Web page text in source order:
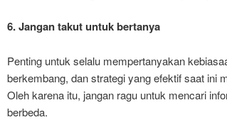
6. Jangan takut untuk bertanya
Penting untuk selalu mempertanyakan
berkembang, dan strategi yang efektif saat ini
Oleh karena itu, jangan ragu untuk mencari
berbeda.